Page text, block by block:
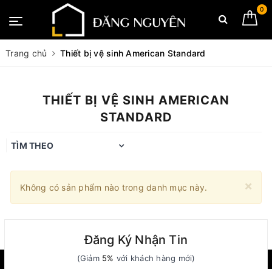
0
Trang chủ Thiết bị vệ sinh American Standard
THIẾT BỊ VỆ SINH AMERICAN
STANDARD
TÌM THEO
×
Không có sản phẩm nào trong danh mục này.
Đăng Ký Nhận Tin
(Giảm 5% với khách hàng mới)